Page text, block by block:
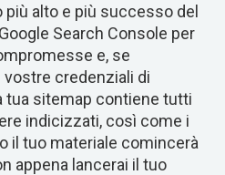
alto e più successo del
Search Console per
e, se
credenziali di
tua sitemap contiene tutti
indicizzati, così come i
il tuo materiale comincerà
appena lancerai il tuo